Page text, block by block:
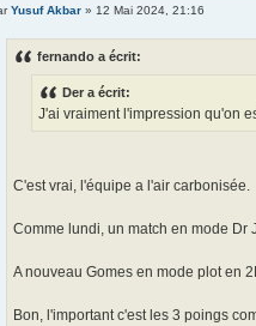
Yusuf Akbar» 12 Mai 2024, 21:16
fernando a écrit:
Der a écrit:
J'ai vraiment l'impression qu'on
C'est vrai, l'équipe a l'air carbonisée.
Comme lundi, un match en mode Dr
A nouveau Gomes en mode plot en
Bon, l'important c'est les 3 poings